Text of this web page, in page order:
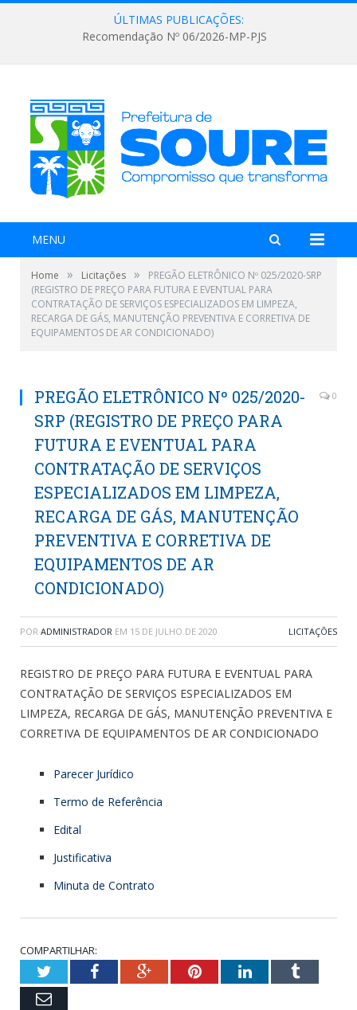
ÚLTIMAS PUBLICAÇÕES:
Recomendação Nº 06/2026-MP-PJS
MENU
Home » Licitações »
PREGÃO ELETRÔNICO Nº 025/2020-SRP
(REGISTRO DE PREÇO PARA FUTURA E EVENTUAL PARA
CONTRATAÇÃO DE SERVIÇOS ESPECIALIZADOS EM LIMPEZA,
RECARGA DE GÁS, MANUTENÇÃO PREVENTIVA E CORRETIVA DE
EQUIPAMENTOS DE AR CONDICIONADO)
PREGÃO ELETRÔNICO Nº 025/2020-
SRP (REGISTRO DE PREÇO PARA
FUTURA E EVENTUAL PARA
CONTRATAÇÃO DE SERVIÇOS
ESPECIALIZADOS EM LIMPEZA,
RECARGA DE GÁS, MANUTENÇÃO
PREVENTIVA E CORRETIVA DE
EQUIPAMENTOS DE AR
CONDICIONADO)
0
POR ADMINISTRADOR EM 15 DE JULHO DE 2020 LICITAÇÕES
REGISTRO DE PREÇO PARA FUTURA E EVENTUAL PARA
CONTRATAÇÃO DE SERVIÇOS ESPECIALIZADOS EM
LIMPEZA, RECARGA DE GÁS, MANUTENÇÃO PREVENTIVA E
CORRETIVA DE EQUIPAMENTOS DE AR CONDICIONADO
Parecer Jurídico
Termo de Referência
Edital
Justificativa
Minuta de Contrato
COMPARTILHAR:
TwitterFacebookGoogle+PinterestLinkedInTumblr
Email